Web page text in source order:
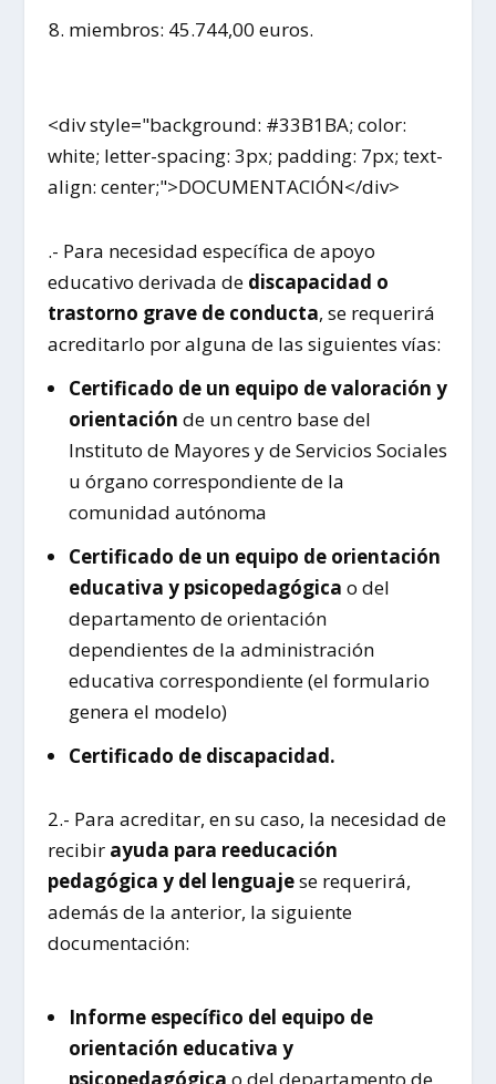
miembros: 45.744,00 euros.
<div style="background: #33B1BA; color:
white; letter-spacing: 3px; padding: 7px; text-
align: center;">DOCUMENTACIÓN</div>
.- Para necesidad específica de apoyo
educativo derivada de discapacidad o
trastorno grave de conducta, se requerirá
acreditarlo por alguna de las siguientes vías:
Certificado de un equipo de valoración y
orientación de un centro base del
Instituto de Mayores y de Servicios Sociales
u órgano correspondiente de la
comunidad autónoma
Certificado de un equipo de orientación
educativa y psicopedagógica o del
departamento de orientación
dependientes de la administración
educativa correspondiente (el formulario
genera el modelo)
Certificado de discapacidad.
2.- Para acreditar, en su caso, la necesidad de
recibir ayuda para reeducación
pedagógica y del lenguajese requerirá,
además de la anterior, la siguiente
documentación:
Informe específico del equipo de
orientación educativa y